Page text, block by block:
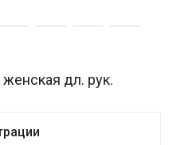
женская дл. рук.